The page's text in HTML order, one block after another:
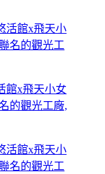
館x飛天小女
的觀光工廠,